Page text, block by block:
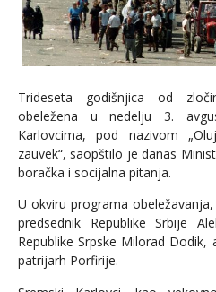
Trideseta godišnjica od
obeležena u nedelju 3.
Karlovcima, pod nazivom
zauvek“, saopštilo je danas
boračka i socijalna pitanja.
U okviru programa
predsednik Republike Srbije
Republike Srpske Milorad
patrijarh Porfirije.